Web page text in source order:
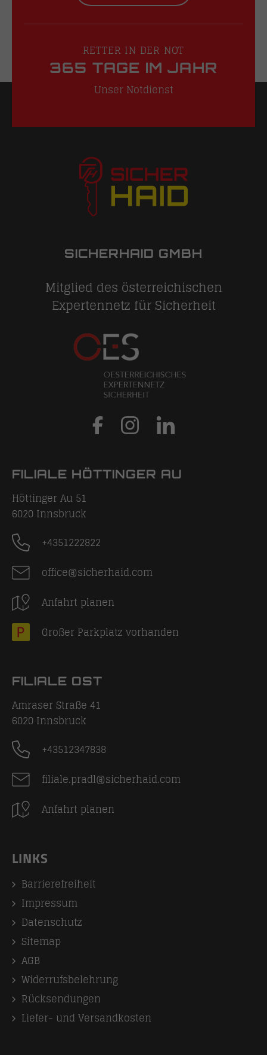
RETTER IN DER NOT
365 TAGE IM JAHR
Unser Notdienst
SICHERHAID GMBH
Mitglied des österreichischen
Expertennetz für Sicherheit
FILIALE HÖTTINGER AU
Höttinger Au 51
6020 Innsbruck
+4351222822
office@sicherhaid.com
Anfahrt planen
Großer Parkplatz vorhanden
FILIALE OST
Amraser Straße 41
6020 Innsbruck
+43512347838
filiale.pradl@sicherhaid.com
Anfahrt planen
LINKS
Barrierefreiheit
Impressum
Datenschutz
Sitemap
AGB
Widerrufsbelehrung
Rücksendungen
Liefer- und Versandkosten